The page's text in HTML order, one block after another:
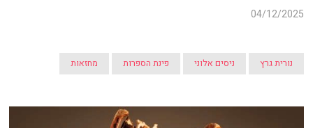
04/12/2025
נורית גרץ ניסים אלוני פינת הספרות מחזאות